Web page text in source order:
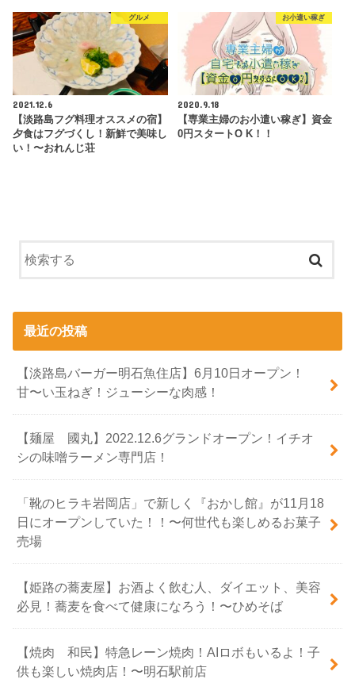
グルメ
2021.12.6
【淡路島フグ料理オススメの宿】
夕食はフグづくし！新鮮で美味し
い！〜おれんじ荘
お小遣い稼ぎ
2020.9.18
【専業主婦のお小遣い稼ぎ】資金
0円スタートO K！！
最近の投稿
【淡路島バーガー明石魚住店】6月10日オープン！
甘〜い玉ねぎ！ジューシーな肉感！
【麺屋 國丸】2022.12.6グランドオープン！イチオ
シの味噌ラーメン専門店！
「靴のヒラキ岩岡店」で新しく『おかし館』が11月18
日にオープンしていた！！〜何世代も楽しめるお菓子
売場
【姫路の蕎麦屋】お酒よく飲む人、ダイエット、美容
必見！蕎麦を食べて健康になろう！〜ひめそば
【焼肉 和民】特急レーン焼肉！AIロボもいるよ！子
供も楽しい焼肉店！〜明石駅前店